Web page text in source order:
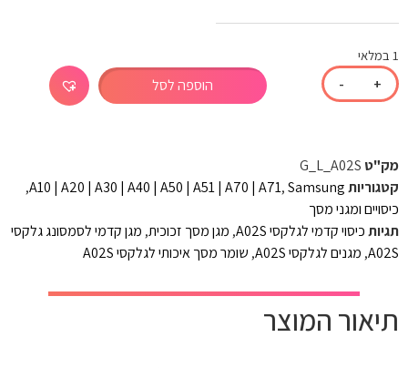
1 במלאי
+
- הוספה לסל
מק"ט G_L_A02S
קטגוריות
A10 | A20 | A30 | A40 | A50 | A51 | A70 | A71,Samsung
,
כיסויים ומגני מסך
תגיותכיסוי קדמי לגלקסי A02S , מגן מסך זכוכית, מגן קדמי לסמסונג גלקסי
A02S
, מגנים לגלקסי A02S , שומר מסך איכותי לגלקסי A02S
תיאור המוצר